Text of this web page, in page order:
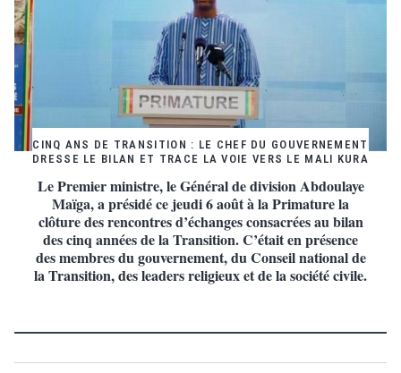
CINQ ANS DE TRANSITION : LE CHEF DU GOUVERNEMENT
DRESSE LE BILAN ET TRACE LA VOIE VERS LE MALI KURA
Le Premier ministre, le Général de division Abdoulaye
Maïga, a présidé ce jeudi 6 août à la Primature la
clôture des rencontres d’échanges consacrées au bilan
des cinq années de la Transition. C’était en présence
des membres du gouvernement, du Conseil national de
la Transition, des leaders religieux et de la société civile.